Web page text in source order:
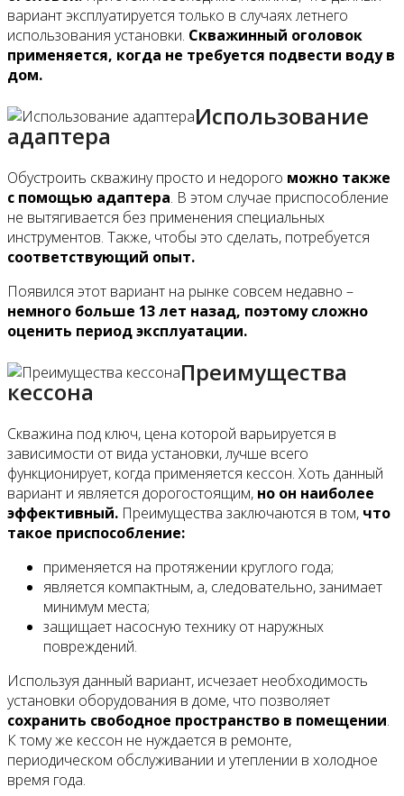
вариант эксплуатируется только в случаях летнего
использования установки. Скважинный оголовок
применяется, когда не требуется подвести воду в
дом.
Использование
адаптера
Обустроить скважину просто и недорого можно также
с помощью адаптера. В этом случае приспособление
не вытягивается без применения специальных
инструментов. Также, чтобы это сделать, потребуется
соответствующий опыт.
Появился этот вариант на рынке совсем недавно –
немного больше 13 лет назад, поэтому сложно
оценить период эксплуатации.
Преимущества
кессона
Скважина под ключ, цена которой варьируется в
зависимости от вида установки, лучше всего
функционирует, когда применяется кессон. Хоть данный
вариант и является дорогостоящим, но он наиболее
эффективный. Преимущества заключаются в том, что
такое приспособление:
применяется на протяжении круглого года;
является компактным, а, следовательно, занимает
минимум места;
защищает насосную технику от наружных
повреждений.
Используя данный вариант, исчезает необходимость
установки оборудования в доме, что позволяет
сохранить свободное пространство в помещении.
К тому же кессон не нуждается в ремонте,
периодическом обслуживании и утеплении в холодное
время года.